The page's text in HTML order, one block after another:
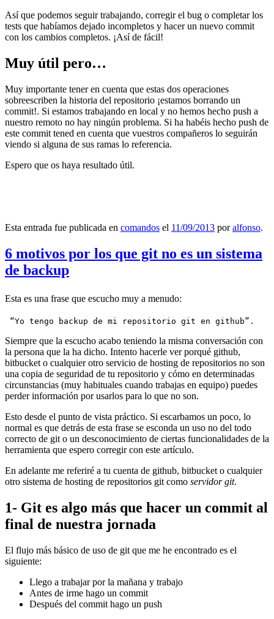
Así que podemos seguir trabajando, corregir el bug o completar los
tests que habíamos dejado incompletos y hacer un nuevo commit
con los cambios completos. ¡Así de fácil!
Muy útil pero…
Muy importante tener en cuenta que estas dos operaciones
sobreescriben la historia del repositorio ¡estamos borrando un
commit!. Si estamos trabajando en local y no hemos hecho push a
nuestro remoto no hay ningún problema. Si ha habéis hecho push de
este commit tened en cuenta que vuestros compañeros lo seguirán
viendo si alguna de sus ramas lo referencia.
Espero que os haya resultado útil.
Esta entrada fue publicada en comandos el 11/09/2013 poralfonso.
6 motivos por los que git no es un sistema
de backup
Esta es una frase que escucho muy a menudo:
“Yo tengo backup de mi repositorio git en github”.
Siempre que la escucho acabo teniendo la misma conversación con
la persona que la ha dicho. Intento hacerle ver porqué github,
bitbucket o cualquier otro servicio de hosting de repositorios no son
una copia de seguridad de tu repositorio y cómo en determinadas
circunstancias (muy habituales cuando trabajas en equipo) puedes
perder información por usarlos para lo que no son.
Esto desde el punto de vista práctico. Si escarbamos un poco, lo
normal es que detrás de esta frase se esconda un uso no del todo
correcto de git o un desconocimiento de ciertas funcionalidades de la
herramienta que espero corregir con este artículo.
En adelante me referiré a tu cuenta de github, bitbucket o cualquier
otro sistema de hosting de repositorios git como servidor git.
1- Git es algo más que hacer un commit al
final de nuestra jornada
El flujo más básico de uso de git que me he encontrado es el
siguiente:
Llego a trabajar por la mañana y trabajo
Antes de irme hago un commit
Después del commit hago un push